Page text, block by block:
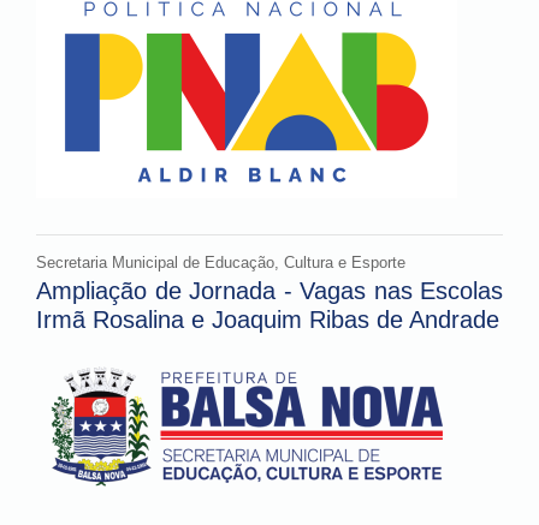
Secretaria Municipal de Educação, Cultura e Esporte
Ampliação de Jornada - Vagas nas Escolas
Irmã Rosalina e Joaquim Ribas de Andrade